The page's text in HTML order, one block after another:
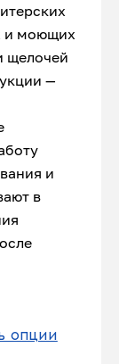
и моющих
щелочей
—
и
в
ОПЦИИ